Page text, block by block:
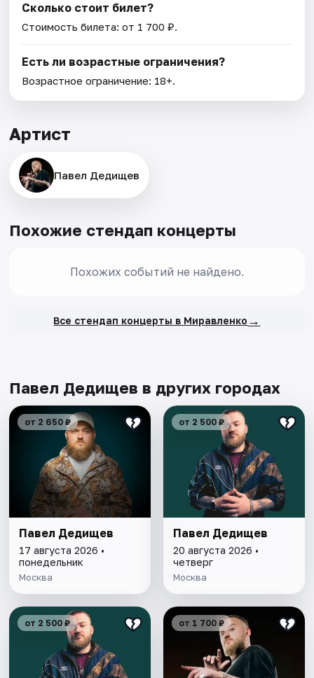
Сколько стоит билет?
Стоимость билета: от 1 700 ₽.
Есть ли возрастные ограничения?
Возрастное ограничение: 18+.
Артист
Павел Дедищев
Похожие стендап концерты
Похожих событий не найдено.
Все стендап концерты в Миравленко →
Павел Дедищев в других городах
от 2 650 ₽
Павел Дедищев
17 августа 2026 •
понедельник
Москва
от 2 500 ₽
Павел Дедищев
20 августа 2026 •
четверг
Москва
от 2 500 ₽ от 1 700 ₽